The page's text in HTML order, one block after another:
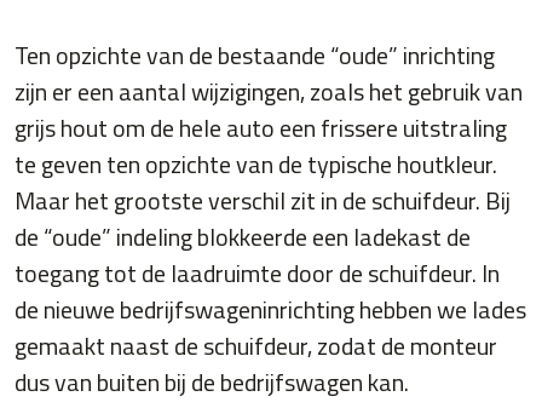
Ten opzichte van de bestaande “oude” inrichting
zijn er een aantal wijzigingen, zoals het gebruik van
grijs hout om de hele auto een frissere uitstraling
te geven ten opzichte van de typische houtkleur.
Maar het grootste verschil zit in de schuifdeur. Bij
de “oude” indeling blokkeerde een ladekast de
toegang tot de laadruimte door de schuifdeur. In
de nieuwe bedrijfswageninrichting hebben we lades
gemaakt naast de schuifdeur, zodat de monteur
dus van buiten bij de bedrijfswagen kan.